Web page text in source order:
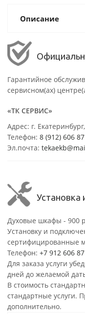
Описание
Гарантийное
сервисном(ах)
«ТК СЕРВИС»
Адрес: г.
Телефон: 8 (912) 606
Эл.почта:
Установка
Духовые шкафы - 900
Установку и
сертифицированные
Телефон: +7 912 606
Для заказа услуги
дней до желаемой
В стоимость
стандартные услуги.
дополнительно.